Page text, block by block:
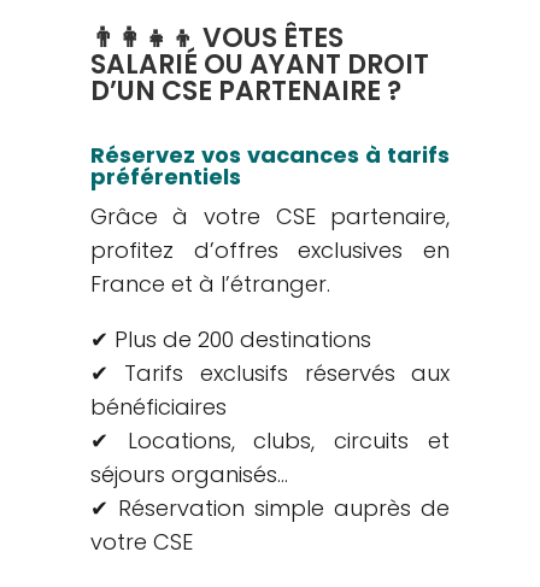
👨‍👩‍👧‍👦 VOUS ÊTES
SALARIÉ OU AYANT DROIT
D’UN CSE PARTENAIRE ?
Réservez vos vacances à tarifs
préférentiels
Grâce à votre CSE partenaire,
profitez d’offres exclusives en
France et à l’étranger.
✔ Plus de 200 destinations
✔ Tarifs exclusifs réservés aux
bénéficiaires
✔ Locations, clubs, circuits et
séjours organisés…
✔ Réservation simple auprès de
votre CSE